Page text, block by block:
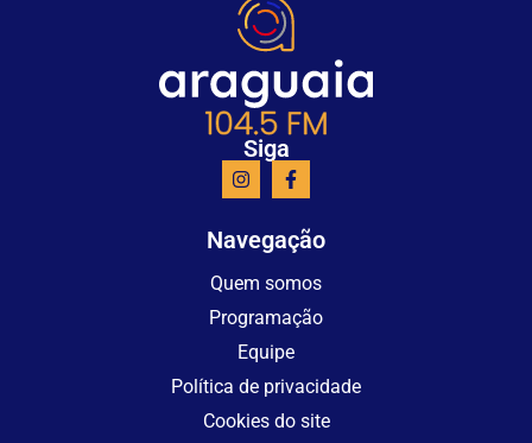
Siga
Navegação
Quem somos
Programação
Equipe
Política de privacidade
Cookies do site